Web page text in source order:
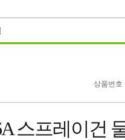
상품번호
스프레이건